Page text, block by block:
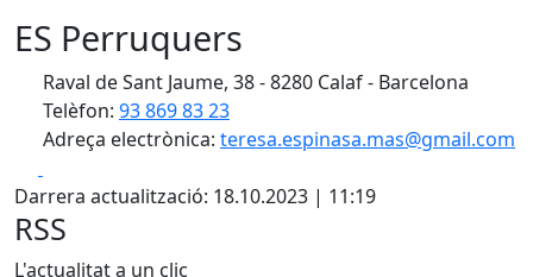
ES Perruquers
Raval de Sant Jaume, 38 - 8280 Calaf - Barcelona
Telèfon: 93 869 83 23
Adreça electrònica: teresa.espinasa.mas@gmail.com
Darrera actualització: 18.10.2023 | 11:19
RSS
L'actualitat a un clic